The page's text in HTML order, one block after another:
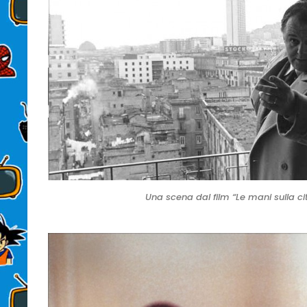
Una scena dal film “Le mani sulla